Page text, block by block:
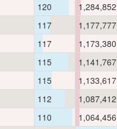
120 1,284,852
117 1,177,777
117 1,173,380
115 1,141,767
115 1,133,617
112 1,087,412
110 1,064,456